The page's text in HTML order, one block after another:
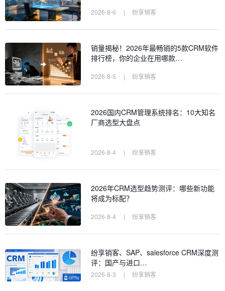
2026-8-6 | 纷享销客
销量揭秘！2026年最畅销的5款CRM软件
排行榜，你的企业在用哪款…
2026-8-5 | 纷享销客
2026国内CRM管理系统排名：10大知名
厂商选型大盘点
2026-8-4 | 纷享销客
2026年CRM选型趋势测评：哪些新功能
将成为标配？
2026-8-4 | 纷享销客
纷享销客、SAP、salesforce CRM深度测
评：国产与进口…
2026-8-3 | 纷享销客